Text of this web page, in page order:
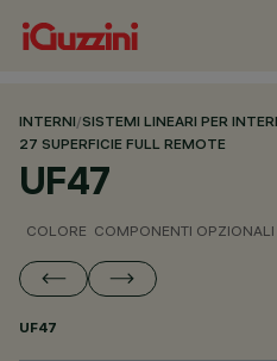
INTERNI/SISTEMI LINEARI PER
27 SUPERFICIE FULL REMOTE
UF47
COLORE COMPONENTI OPZIONALI
UF47